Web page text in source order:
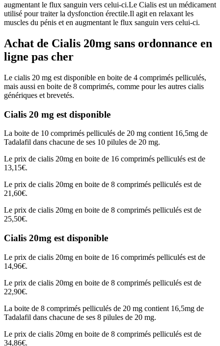
augmentant le flux sanguin vers celui-ci.Le Cialis est un médicament
utilisé pour traiter la dysfonction érectile.Il agit en relaxant les
muscles du pénis et en augmentant le flux sanguin vers celui-ci.
Achat de Cialis 20mg sans ordonnance en
ligne pas cher
Le cialis 20 mg est disponible en boite de 4 comprimés pelliculés,
mais aussi en boite de 8 comprimés, comme pour les autres cialis
génériques et brevetés.
Cialis 20 mg est disponible
La boite de 10 comprimés pelliculés de 20 mg contient 16,5mg de
Tadalafil dans chacune de ses 10 pilules de 20 mg.
Le prix de cialis 20mg en boite de 16 comprimés pelliculés est de
13,15€.
Le prix de cialis 20mg en boite de 8 comprimés pelliculés est de
21,60€.
Le prix de cialis 20mg en boite de 8 comprimés pelliculés est de
25,50€.
Cialis 20mg est disponible
Le prix de cialis 20mg en boite de 16 comprimés pelliculés est de
14,96€.
Le prix de cialis 20mg en boite de 8 comprimés pelliculés est de
22,90€.
La boite de 8 comprimés pelliculés de 20 mg contient 16,5mg de
Tadalafil dans chacune de ses 8 pilules de 20 mg.
Le prix de cialis 20mg en boite de 8 comprimés pelliculés est de
34,86€.